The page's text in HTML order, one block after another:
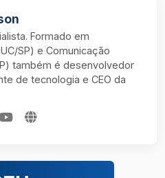
Formado em
SP) e Comunicação
também é desenvolvedor
de tecnologia e CEO da